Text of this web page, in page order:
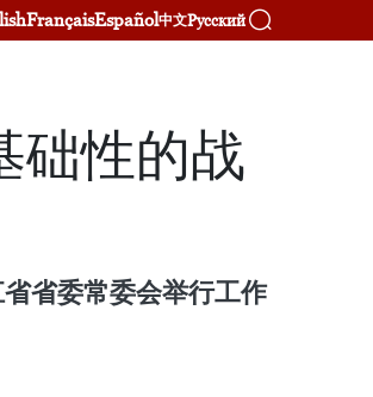
FrançaisEspañol中文Русский
础性的战
省委常委会举行工作